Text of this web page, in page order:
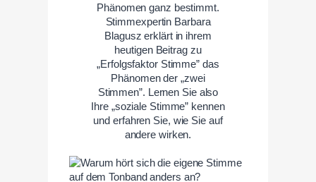
Phänomen ganz bestimmt.
Stimmexpertin Barbara
Blagusz erklärt in ihrem
heutigen Beitrag zu
„Erfolgsfaktor Stimme” das
Phänomen der „zwei
Stimmen”. Lernen Sie also
Ihre „soziale Stimme” kennen
und erfahren Sie, wie Sie auf
andere wirken.